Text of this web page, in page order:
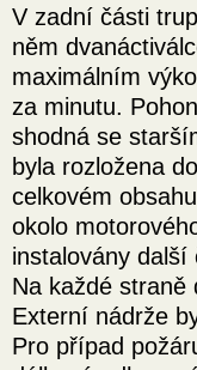
V zadní části
něm
maximálním
za minutu.
shodná se
byla rozložena
celkovém
okolo
instalovány další
Na každé straně
Externí nádrže
Pro případ